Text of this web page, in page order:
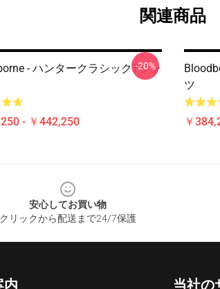
関連商品
- ハンタークラシックTシャ
- ￥442,250
-20%
ツ
￥
安心してお買い物
クリックから配送まで24/7保護
内 当社の